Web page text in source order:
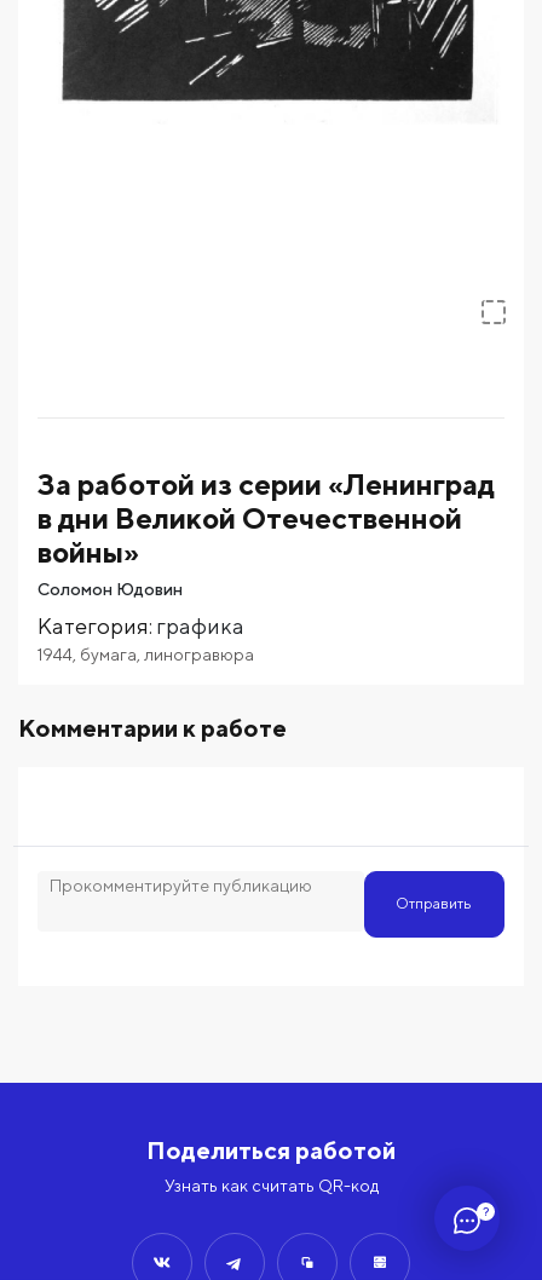
?
За работой из серии «Ленинград
в дни Великой Отечественной
войны»
Соломон Юдовин
Категория: графика
1944 бумага линогравюра
Комментарии к работе
Отправить
Поделиться работой
Узнать как считать QR-код